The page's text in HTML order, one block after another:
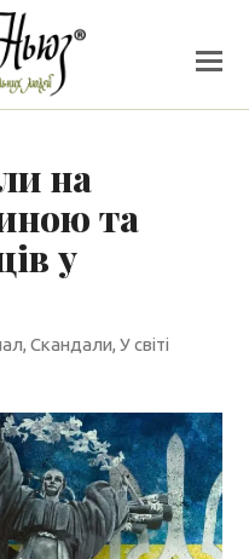
на
та
у
,Скандали,У світі